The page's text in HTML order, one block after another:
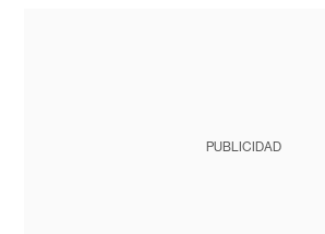
PUBLICIDAD